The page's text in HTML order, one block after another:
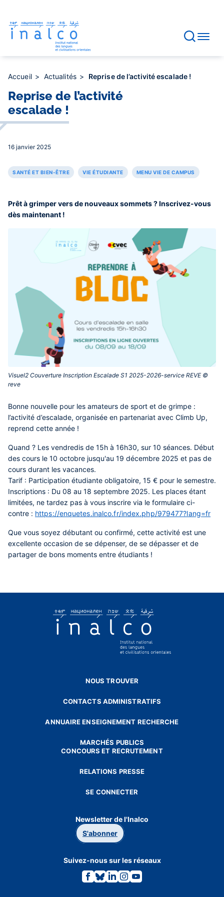
contenu
principal
Accueil Actualités Reprise de l’activité escalade !
Reprise de l’activité
escalade !
16 janvier 2025
SANTÉ ET BIEN-ÊTRE VIE ÉTUDIANTE MENU VIE DE CAMPUS
Prêt à grimper vers de nouveaux sommets ? Inscrivez-vous
dès maintenant !
Visuel2 Couverture Inscription Escalade S1 2025-2026-service REVE ©
reve‎
Contenu
central
Bonne nouvelle pour les amateurs de sport et de grimpe :
l’activité d’escalade, organisée en partenariat avec Climb Up,
reprend cette année !
Quand ? Les vendredis de 15h à 16h30, sur 10 séances. Début
des cours le 10 octobre jusqu'au 19 décembre 2025 et pas de
cours durant les vacances.
Tarif : Participation étudiante obligatoire, 15 € pour le semestre.
Inscriptions : Du 08 au 18 septembre 2025. Les places étant
limitées, ne tardez pas à vous inscrire via le formulaire ci-
contre : https://enquetes.inalco.fr/index.php/979477?lang=fr
Que vous soyez débutant ou confirmé, cette activité est une
excellente occasion de se dépenser, de se dépasser et de
partager de bons moments entre étudiants !
NOUS TROUVER
CONTACTS ADMINISTRATIFS
ANNUAIRE ENSEIGNEMENT RECHERCHE
MARCHÉS PUBLICS
CONCOURS ET RECRUTEMENT
RELATIONS PRESSE
SE CONNECTER
Newsletter de l'Inalco
S'abonner
Suivez-nous sur les réseaux
Lien
vers
Lien
vers
Lien
vers
Lien
vers
Lien
vers